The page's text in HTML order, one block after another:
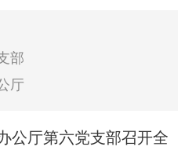
部
厅
公厅第六党支部召开全